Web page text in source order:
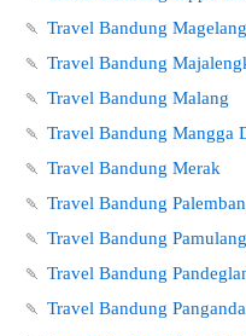
🍡 Travel Bandung Magelang
🍡 Travel Bandung
🍡 Travel Bandung Malang
🍡 Travel Bandung Mangga
🍡 Travel Bandung Merak
🍡 Travel Bandung
🍡 Travel Bandung Pamulang
🍡 Travel Bandung
🍡 Travel Bandung